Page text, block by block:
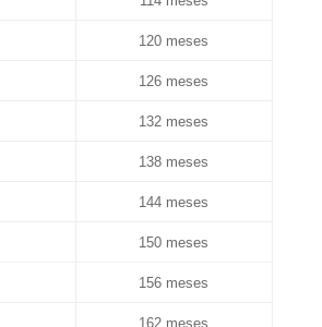
120 meses
126 meses
132 meses
138 meses
144 meses
150 meses
156 meses
162 meses